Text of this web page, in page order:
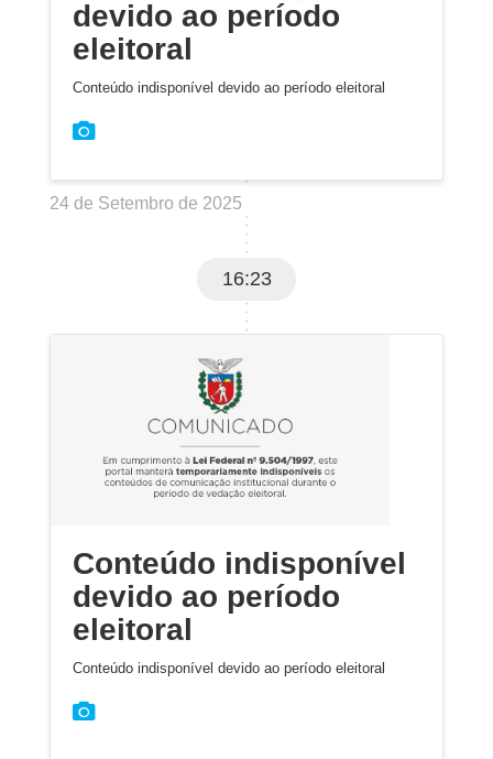
devido ao período
eleitoral
Conteúdo indisponível devido ao período eleitoral
24 de Setembro de 2025
16:23
Conteúdo indisponível
devido ao período
eleitoral
Conteúdo indisponível devido ao período eleitoral